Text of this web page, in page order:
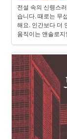
전설 속의 신령스
습니다. 때로는 무
해요. 인간보다 더
움직이는 앤솔로